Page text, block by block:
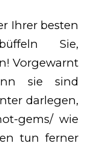
Ihrer besten
Sie,
Vorgewarnt
sie sind
darlegen,
gems/wie
tun ferner